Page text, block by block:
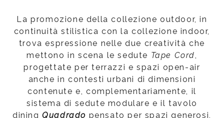
La promozione della collezione outdoor, in
continuità stilistica con la collezione indoor,
trova espressione nelle due creatività che
mettono in scena le sedute Tape Cord,
progettate per terrazzi e spazi open-air
anche in contesti urbani di dimensioni
contenute e, complementariamente, il
sistema di sedute modulare e il tavolo
diningQuadrado pensato per spazi generosi,